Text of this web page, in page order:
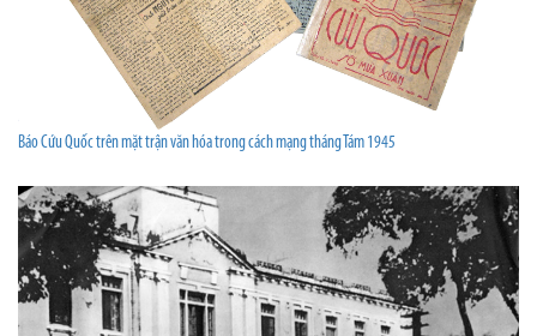
Báo Cứu Quốc trên mặt trận văn hóa trong cách mạng tháng Tám 1945